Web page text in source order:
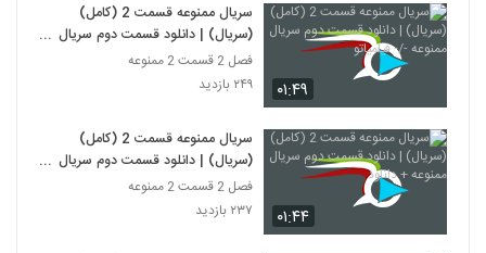
۰۱:۴۹
سریال ممنوعه قسمت 2 (کامل)
(سریال) | دانلود قسمت دوم سریال
ممنوعه -/- فیلمیاتو
فصل 2 قسمت 2 ممنوعه
۲۴۹ بازدید
۰۱:۴۴
سریال ممنوعه قسمت 2 (کامل)
(سریال) | دانلود قسمت دوم سریال
ممنوعه + دانلود
فصل 2 قسمت 2 ممنوعه
۲۳۷ بازدید